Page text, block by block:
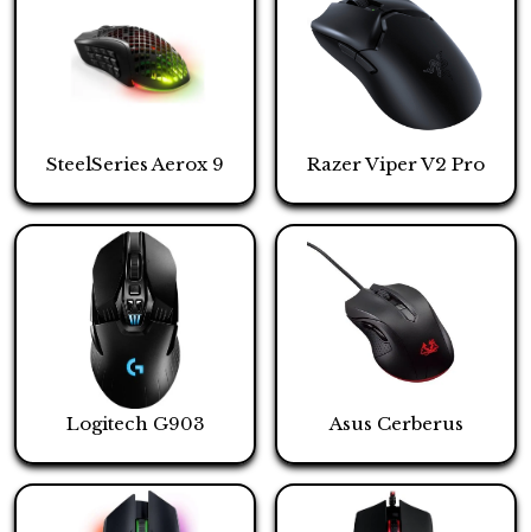
SteelSeries Aerox 9 Razer Viper V2 Pro
Logitech G903 Asus Cerberus